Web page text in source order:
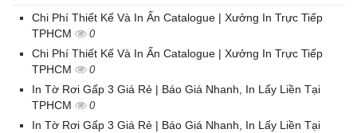
Chi Phí Thiết Kế Và In Ấn Catalogue | Xưởng In Trực Tiếp
TPHCM
0
Chi Phí Thiết Kế Và In Ấn Catalogue | Xưởng In Trực Tiếp
TPHCM
0
In Tờ Rơi Gấp 3 Giá Rẻ | Báo Giá Nhanh, In Lấy Liền Tại
TPHCM
0
In Tờ Rơi Gấp 3 Giá Rẻ | Báo Giá Nhanh, In Lấy Liền Tại